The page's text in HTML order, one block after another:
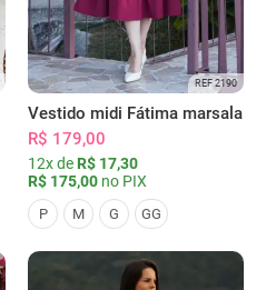
REF 2190
Vestido midi Fátima marsala
R$ 179,00
12x de R$ 17,30
R$ 175,00 no PIX
P M G GG